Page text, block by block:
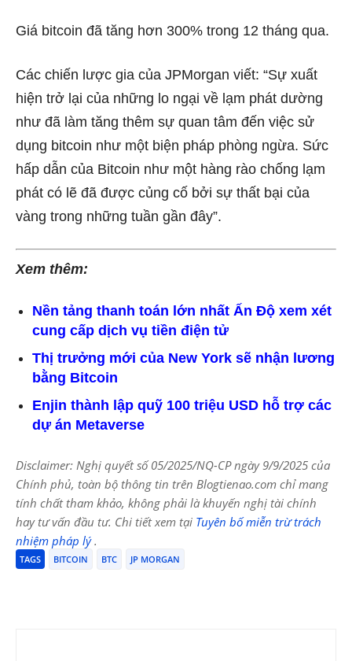
Giá bitcoin đã tăng hơn 300% trong 12 tháng qua.
Các chiến lược gia của JPMorgan viết: “Sự xuất
hiện trở lại của những lo ngại về lạm phát dường
như đã làm tăng thêm sự quan tâm đến việc sử
dụng bitcoin như một biện pháp phòng ngừa. Sức
hấp dẫn của Bitcoin như một hàng rào chống lạm
phát có lẽ đã được củng cố bởi sự thất bại của
vàng trong những tuần gần đây”.
Xem thêm:
Nền tảng thanh toán lớn nhất Ấn Độ xem xét
cung cấp dịch vụ tiền điện tử
Thị trưởng mới của New York sẽ nhận lương
bằng Bitcoin
Enjin thành lập quỹ 100 triệu USD hỗ trợ các
dự án Metaverse
Disclaimer: Nghị quyết số 05/2025/NQ-CP ngày 9/9/2025 của
Chính phủ, toàn bộ thông tin trên Blogtienao.com chỉ mang
tính chất tham khảo, không phải là khuyến nghị tài chính
hay tư vấn đầu tư. Chi tiết xem tại Tuyên bố miễn trừ trách
nhiệm pháp lý.
TAGS BITCOIN BTC JP MORGAN